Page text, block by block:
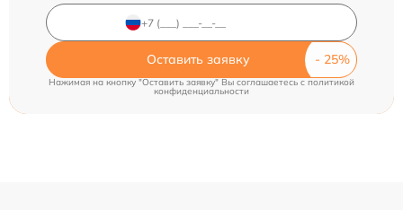
Оставить заявку
Нажимая на кнопку "Оставить заявку" Вы соглашаетесь cполитикой
конфиденциальности